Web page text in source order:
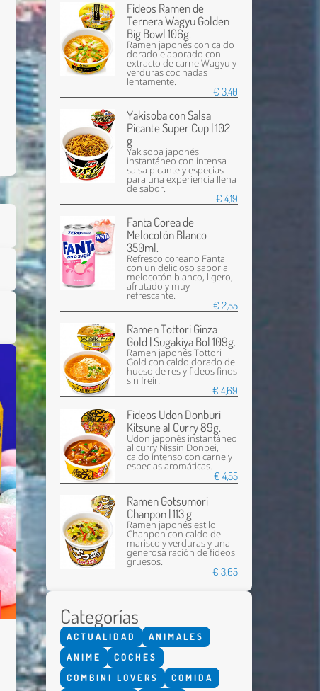
Fideos Ramen de
Ternera Wagyu Golden
Big Bowl 106g.
Ramen japonés con caldo
dorado elaborado con
extracto de carne Wagyu y
verduras cocinadas
lentamente.
€ 3,40
Yakisoba con Salsa
Picante Super Cup | 102
g
Yakisoba japonés
instantáneo con intensa
salsa picante y especias
para una experiencia llena
de sabor.
€ 4,19
Fanta Corea de
Melocotón Blanco
350ml.
Refresco coreano Fanta
con un delicioso sabor a
melocotón blanco, ligero,
afrutado y muy
refrescante.
€ 2,55
Ramen Tottori Ginza
Gold | Sugakiya Bol 109g.
Ramen japonés Tottori
Gold con caldo dorado de
hueso de res y fideos finos
sin freír.
€ 4,69
Fideos Udon Donburi
Kitsune al Curry 89g.
Udon japonés instantáneo
al curry Nissin Donbei,
caldo intenso con carne y
especias aromáticas.
€ 4,55
Ramen Gotsumori
Chanpon | 113 g
Ramen japonés estilo
Chanpon con caldo de
marisco y verduras y una
generosa ración de fideos
gruesos.
€ 3,65
Categorías
ACTUALIDAD
ANIMALES
ANIME
COCHES
COMBINI LOVERS
COMIDA
Enviar